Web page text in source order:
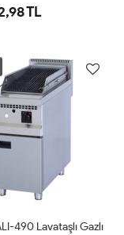
TL
490 Lavataşlı Gazlı